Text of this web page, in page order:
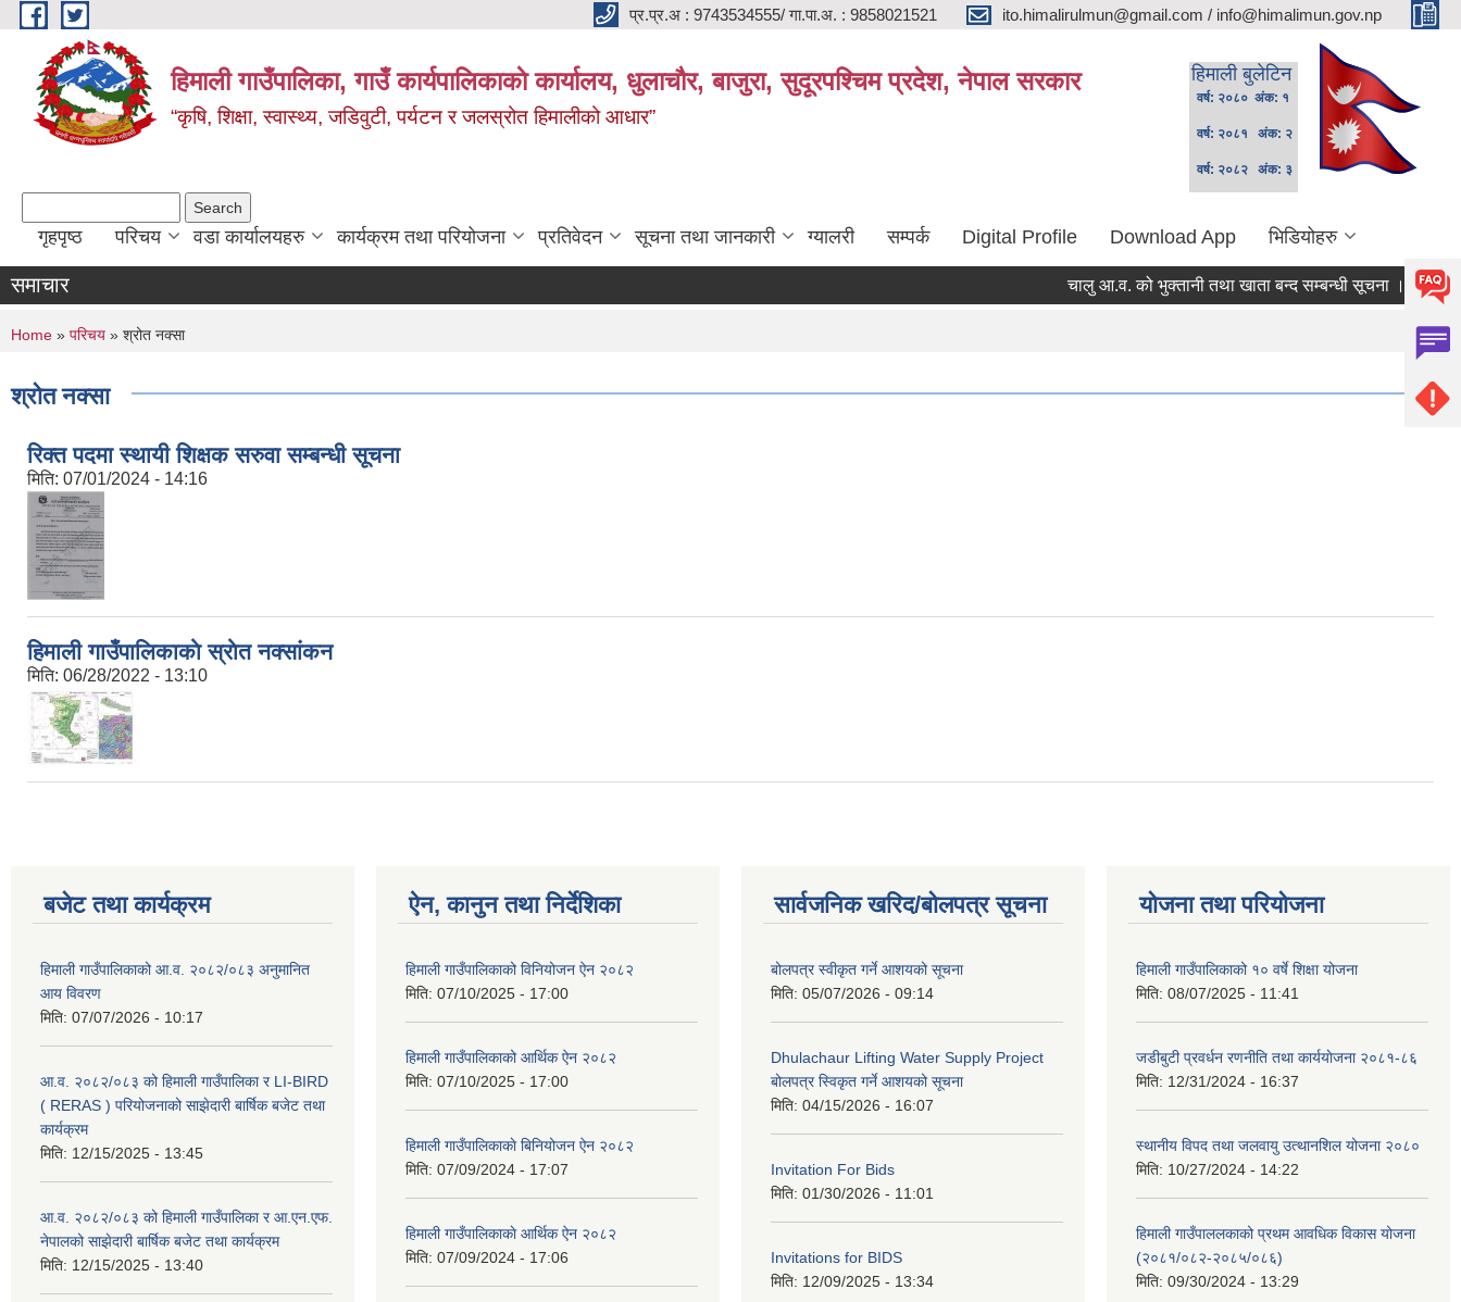
Skip to main content प्र.प्र.अ : 9743534555/ गा.पा.अ. : 9858021521 ito.himalirulmun@gmail.com / info@himalimun.gov.np
हिमाली गाउँपालिका, गाउँ कार्यपालिकाकाे कार्यालय, धुलाचौर, बाजुरा, सुदूरपश्चिम प्रदेश, नेपाल सरकार
“कृषि, शिक्षा, स्वास्थ्य, जडिवुटी, पर्यटन र जलस्रोत हिमालीको आधार”
हिमाली बुलेटिन
वर्ष: २०८० अंक: १
वर्ष: २०८१ अंक: २
वर्ष: २०८२ अंक: ३
गृहपृष्ठ परिचय वडा कार्यालयहरु कार्यक्रम तथा परियोजना प्रतिवेदन सूचना तथा जानकारी ग्यालरी सम्पर्क Digital Profile Download App भिडियोहरु
समाचार चालु आ.व. को भुक्तानी तथा खाता बन्द सम्बन्धी सूचना ।
You are here
Home » परिचय » श्रोत नक्सा
श्रोत नक्सा
रिक्त पदमा स्थायी शिक्षक सरुवा सम्बन्धी सूचना
मिति: 07/01/2024 - 14:16
हिमाली गाउँपालिकाकाे स्राेत नक्सांकन
मिति: 06/28/2022 - 13:10
बजेट तथा कार्यक्रम
हिमाली गाउँपालिकाको आ.व. २०८२/०८३ अनुमानित
आय विवरण
मिति: 07/07/2026 - 10:17
आ.व. २०८२/०८३ को हिमाली गाउँपालिका र LI-BIRD
( RERAS ) परियोजनाको साझेदारी बार्षिक बजेट तथा
कार्यक्रम
मिति: 12/15/2025 - 13:45
आ.व. २०८२/०८३ को हिमाली गाउँपालिका र आ.एन.एफ.
नेपालको साझेदारी बार्षिक बजेट तथा कार्यक्रम
मिति: 12/15/2025 - 13:40
ऐन, कानुन तथा निर्देशिका
हिमाली गाउँपालिकाको विनियोजन ऐन २०८२
मिति: 07/10/2025 - 17:00
हिमाली गाउँपालिकाको आर्थिक ऐन २०८२
मिति: 07/10/2025 - 17:00
हिमाली गाउँपालिकाकाे बिनियोजन ऐन २०८२
मिति: 07/09/2024 - 17:07
हिमाली गाउँपालिकाकाे आर्थिक ऐन २०८२
मिति: 07/09/2024 - 17:06
सार्वजनिक खरिद/बोलपत्र सूचना
बोलपत्र स्वीकृत गर्ने आशयको सूचना
मिति: 05/07/2026 - 09:14
Dhulachaur Lifting Water Supply Project
बोलपत्र स्विकृत गर्ने आशयको सूचना
मिति: 04/15/2026 - 16:07
Invitation For Bids
मिति: 01/30/2026 - 11:01
Invitations for BIDS
मिति: 12/09/2025 - 13:34
योजना तथा परियोजना
हिमाली गाउँपालिकाको १० वर्षे शिक्षा योजना
मिति: 08/07/2025 - 11:41
जडीबुटी प्रवर्धन रणनीति तथा कार्ययाेजना २०८१-८६
मिति: 12/31/2024 - 16:37
स्थानीय विपद तथा जलवायु उत्थानशिल योजना २०८०
मिति: 10/27/2024 - 14:22
हिमाली गाउँपाललकाको प्रथम आवधिक विकास योजना
(२०८१/०८२-२०८५/०८६)
मिति: 09/30/2024 - 13:29